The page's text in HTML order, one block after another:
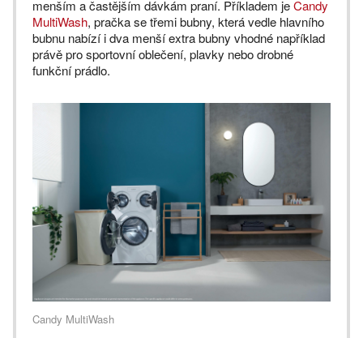
menším a častějším dávkám praní. Příkladem jeCandy
MultiWash, pračka se třemi bubny, která vedle hlavního
bubnu nabízí i dva menší extra bubny vhodné například
právě pro sportovní oblečení, plavky nebo drobné
funkční prádlo.
Candy MultiWash